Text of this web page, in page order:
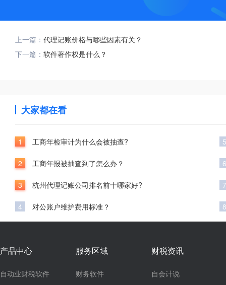
上一篇： 代理记账价格与哪些因素有关？
下一篇： 软件著作权是什么？
大家都在看
1 工商年检审计为什么会被抽查?
2 工商年报被抽查到了怎么办？
3 杭州代理记账公司排名前十哪家好?
4 对公账户维护费用标准？
5
6
7
8
产品中心
自动业财税软件
服务区域
财务软件
财税资讯
自会计说